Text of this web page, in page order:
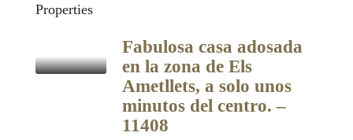
Properties
Fabulosa casa adosada
en la zona de Els
Ametllets, a solo unos
minutos del centro. –
11408